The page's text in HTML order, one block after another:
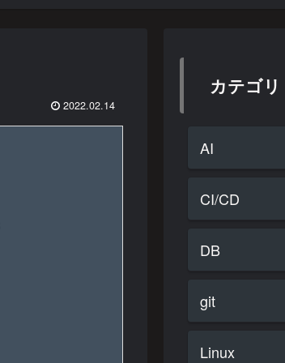
2022.02.14
カテゴリ
AI
CI/CD
DB
git
Linux